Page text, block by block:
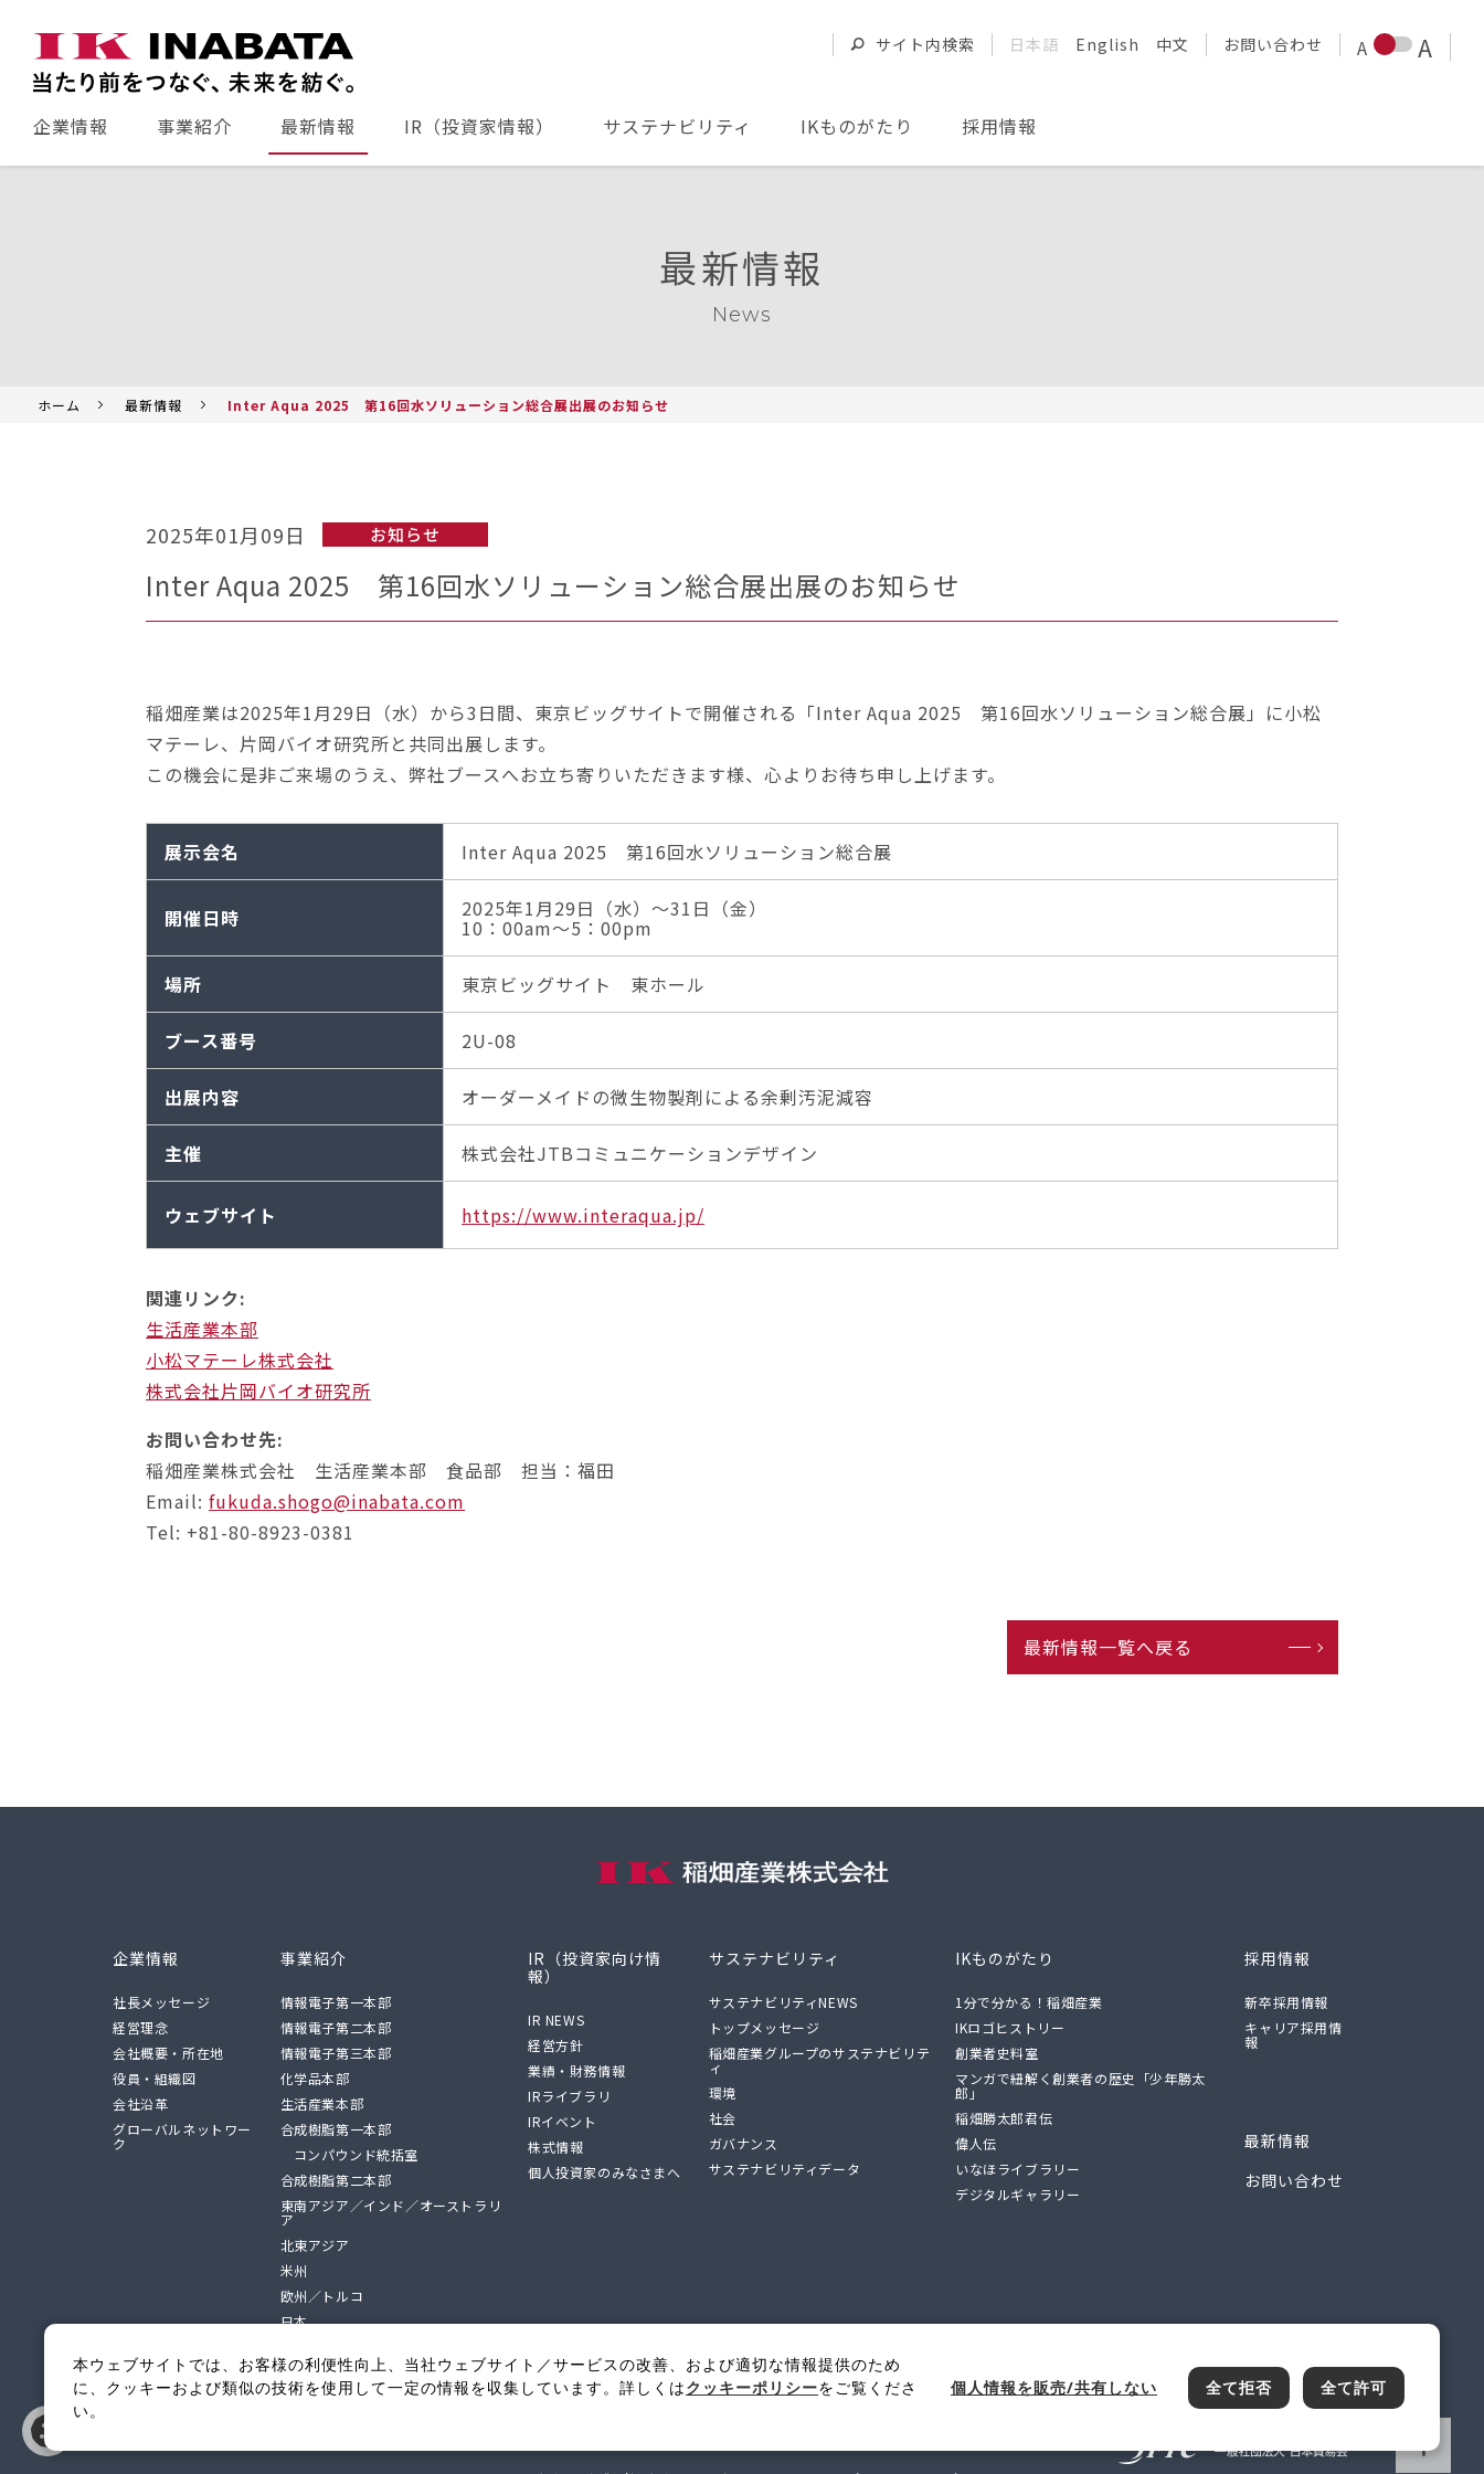
企業情報 事業紹介 最新情報 IR（投資家情報） サステナビリティ IKものがたり 採用情報
サイト内検索 日本語 English 中文 お問い合わせ
最新情報
News
ホーム 最新情報 Inter Aqua 2025 第16回水ソリューション総合展出展のお知らせ
2025年01月09日 お知らせ
Inter Aqua 2025 第16回水ソリューション総合展出展のお知らせ
稲畑産業は2025年1月29日（水）から3日間、東京ビッグサイトで開催される「Inter Aqua 2025 第16回水ソリューション総合展」に小松
マテーレ、片岡バイオ研究所と共同出展します。
この機会に是非ご来場のうえ、弊社ブースへお立ち寄りいただきます様、心よりお待ち申し上げます。
展示会名 Inter Aqua 2025 第16回水ソリューション総合展
開催日時 2025年1月29日（水）～31日（金）
10：00am～5：00pm
場所 東京ビッグサイト 東ホール
ブース番号 2U-08
出展内容 オーダーメイドの微生物製剤による余剰汚泥減容
主催 株式会社JTBコミュニケーションデザイン
ウェブサイト https://www.interaqua.jp/
関連リンク:
生活産業本部
小松マテーレ株式会社
株式会社片岡バイオ研究所
お問い合わせ先:
稲畑産業株式会社 生活産業本部 食品部 担当：福田
Email: fukuda.shogo@inabata.com
Tel: +81-80-8923-0381
最新情報一覧へ戻る
企業情報
社長メッセージ
経営理念
会社概要・所在地
役員・組織図
会社沿革
グローバルネットワー
ク
事業紹介
情報電子第一本部
情報電子第二本部
情報電子第三本部
化学品本部
生活産業本部
合成樹脂第一本部
コンパウンド統括室
合成樹脂第二本部
東南アジア／インド／オーストラリ
ア
北東アジア
米州
欧州／トルコ
日本
製造加工・研究開発拠点
IR（投資家向け情
報）
IR NEWS
経営方針
業績・財務情報
IRライブラリ
IRイベント
株式情報
個人投資家のみなさまへ
サステナビリティ
サステナビリティNEWS
トップメッセージ
稲畑産業グループのサステナビリテ
ィ
環境
社会
ガバナンス
サステナビリティデータ
IKものがたり
1分で分かる！稲畑産業
IKロゴヒストリー
創業者史料室
マンガで紐解く創業者の歴史「少年勝太
郎」
稲畑勝太郎君伝
偉人伝
いなほライブラリー
デジタルギャラリー
採用情報
新卒採用情報
キャリア採用情
報
最新情報
お問い合わせ
本ウェブサイトでは、お客様の利便性向上、当社ウェブサイト／サービスの改善、および適切な情報提供のため
に、クッキーおよび類似の技術を使用して一定の情報を収集しています。詳しくはクッキーポリシーをご覧くださ
い。
個人情報を販売/共有しない 全て拒否 全て許可